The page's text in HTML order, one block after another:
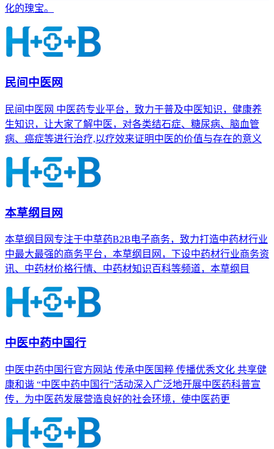
化的瑰宝。
民间中医网
民间中医网 中医药专业平台，致力于普及中医知识，健康养
生知识，让大家了解中医，对各类结石症、糖尿病、脑血管
病、癌症等进行治疗,以疗效来证明中医的价值与存在的意义
本草纲目网
本草纲目网专注于中草药B2B电子商务，致力打造中药材行业
中最大最强的商务平台，本草纲目网，下设中药材行业商务资
讯、中药材价格行情、中药材知识百科等频道，本草纲目
中医中药中国行
中医中药中国行官方网站 传承中医国粹 传播优秀文化 共享健
康和谐 “中医中药中国行”活动深入广泛地开展中医药科普宣
传，为中医药发展营造良好的社会环境，使中医药更